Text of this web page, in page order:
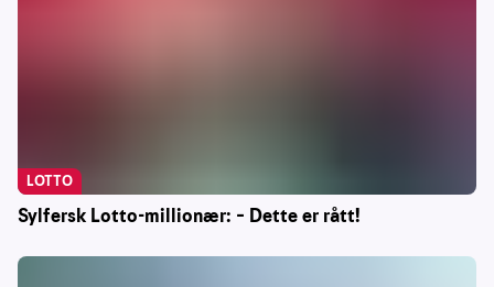
Sylfersk Lotto-millionær: – Dette er rått!
LOTTO